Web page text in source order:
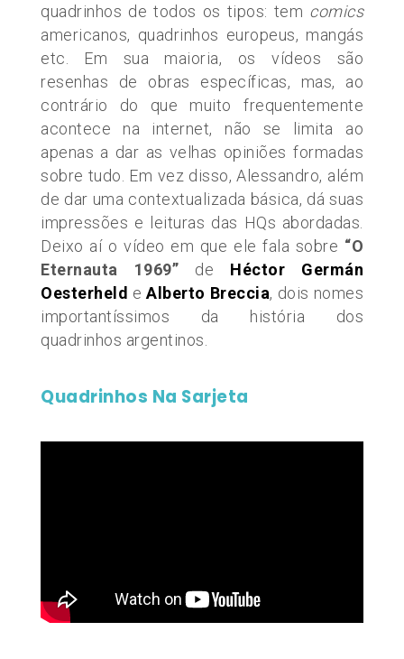
quadrinhos de todos os tipos: tem comics
americanos, quadrinhos europeus, mangás
etc. Em sua maioria, os vídeos são
resenhas de obras específicas, mas, ao
contrário do que muito frequentemente
acontece na internet, não se limita ao
apenas a dar as velhas opiniões formadas
sobre tudo. Em vez disso, Alessandro, além
de dar uma contextualizada básica, dá suas
impressões e leituras das HQs abordadas.
Deixo aí o vídeo em que ele fala sobre “O
Eternauta 1969” de Héctor Germán
Oesterheld eAlberto Breccia, dois nomes
importantíssimos da história dos
quadrinhos argentinos.
Quadrinhos Na Sarjeta